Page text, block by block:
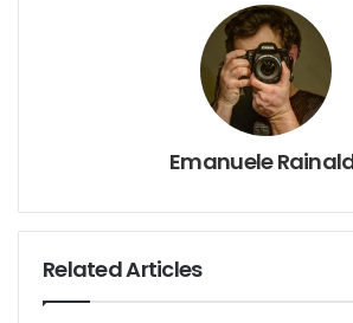
Emanuele
Related Articles